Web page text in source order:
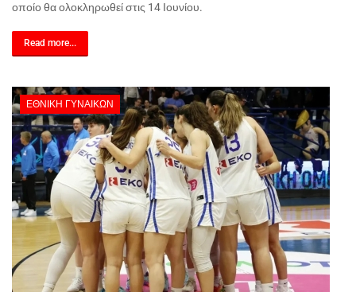
οποίο θα ολοκληρωθεί στις 14 Ιουνίου.
Read more...
ΕΘΝΙΚΉ ΓΥΝΑΙΚΏΝ